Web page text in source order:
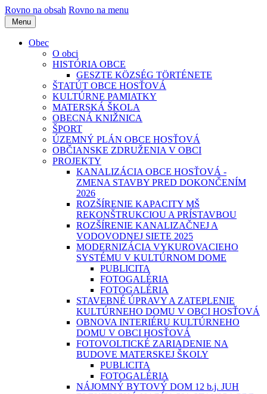
Rovno na obsah Rovno na menu
Menu
Obec
O obci
HISTÓRIA OBCE
GESZTE KÖZSÉG TÖRTÉNETE
ŠTATÚT OBCE HOSŤOVÁ
KULTÚRNE PAMIATKY
MATERSKÁ ŠKOLA
OBECNÁ KNIŽNICA
ŠPORT
ÚZEMNÝ PLÁN OBCE HOSŤOVÁ
OBČIANSKE ZDRUŽENIA V OBCI
PROJEKTY
KANALIZÁCIA OBCE HOSŤOVÁ -
ZMENA STAVBY PRED DOKONČENÍM
2026
ROZŠÍRENIE KAPACITY MŠ
REKONŠTRUKCIOU A PRÍSTAVBOU
ROZŠÍRENIE KANALIZAČNEJ A
VODOVODNEJ SIETE 2025
MODERNIZÁCIA VYKUROVACIEHO
SYSTÉMU V KULTÚRNOM DOME
PUBLICITA
FOTOGALÉRIA
FOTOGALÉRIA
STAVEBNÉ ÚPRAVY A ZATEPLENIE
KULTÚRNEHO DOMU V OBCI HOSŤOVÁ
OBNOVA INTERIÉRU KULTÚRNEHO
DOMU V OBCI HOSŤOVÁ
FOTOVOLTICKÉ ZARIADENIE NA
BUDOVE MATERSKEJ ŠKOLY
PUBLICITA
FOTOGALÉRIA
NÁJOMNÝ BYTOVÝ DOM 12 b.j. JUH